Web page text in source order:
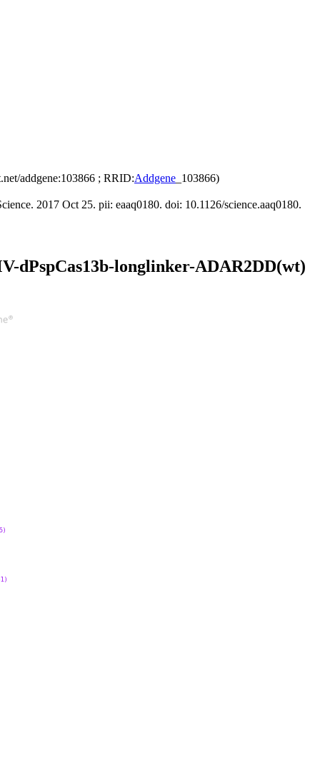
addgene:103866 ; RRID:Addgene _103866)
2017 Oct 25. pii: eaaq0180. doi: 10.1126/science.aaq0180.
dPspCas13b-longlinker-ADAR2DD(wt)